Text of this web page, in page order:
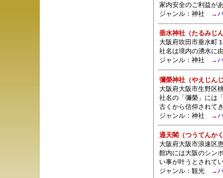
家内安全のご利益が
ジャンル： 神社 →
垂水神社（たるみじ
大阪府吹田市垂水町
社名は境内の湧水に
ジャンル： 神社 →
彌榮神社（やえじん
大阪府大阪市生野区
社名の「彌榮」には
古くから信仰されて
ジャンル： 神社 →
通天閣（つうてんか
大阪府大阪市浪速区
館内には大阪のシン
い事が叶うとされて
ジャンル：観光→